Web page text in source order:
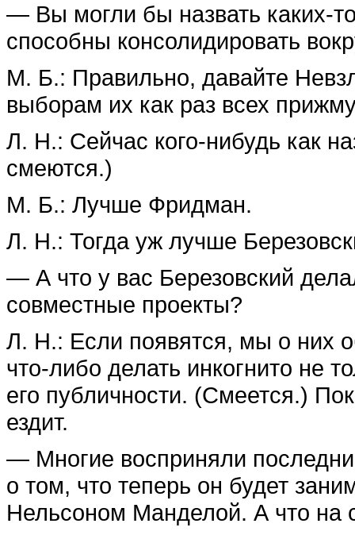
— Вы могли бы назвать каких-
способны консолидировать
М. Б.: Правильно, давайте
выборам их как раз всех
Л. Н.: Сейчас кого-нибудь как
смеются.)
М. Б.: Лучше Фридман.
Л. Н.: Тогда уж лучше
— А что у вас Березовский
совместные проекты?
Л. Н.: Если появятся, мы о них
что-либо делать инкогнито не
его публичности. (Смеется.)
ездит.
— Многие восприняли
о том, что теперь он будет
Нельсоном Манделой. А что на